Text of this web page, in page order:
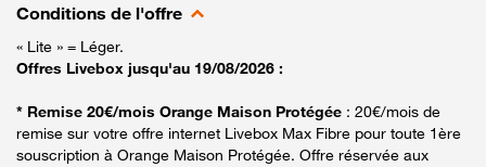
Conditions de l'offre
« Lite » = Léger.
Offres Livebox jusqu'au 19/08/2026 :
* Remise 20€/mois Orange Maison Protégée : 20€/mois de
remise sur votre offre internet Livebox Max Fibre pour toute 1ère
souscription à Orange Maison Protégée. Offre réservée aux